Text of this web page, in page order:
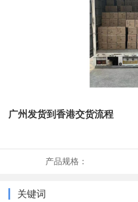
广州发货到香港交货流程
产品规格：
关键词